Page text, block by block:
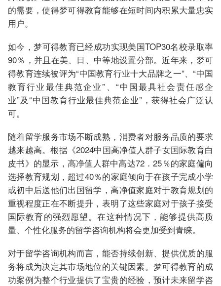
的需要，使得梦可得教育能够在短时间内积累大量忠实
用户。
如今，梦可得教育已经成功实现美国TOP30名校录取率
90％，并且在美、日、中等地设置分部。近年来，梦可
得教育连续被评为“中国教育行业十大品牌之一”、“中国
教育行业最佳典范企业”、“中国最具社会责任感企
业”及“中国教育行业最佳典范企业”，获得社会广泛认
可。
随着留学服务市场不断成熟，消费者对服务品质的要求
越来越高。根据《2024中国高净值人群子女国际教育白
皮书》的显示，高净值人群中高达72．25％的家庭偏向
选择教育规划，超过40％的家庭倾向于在孩子完成小学
或初中后送他们出国留学，高净值家庭对于教育规划的
重视程度正在不断提升，表明了这些家庭对于孩子接受
国际教育的强烈愿望。在这种情况下，能够提供高质
量、个性化服务的留学咨询机构将会更加受到青睐。
对于留学咨询机构而言，能否持续创新、提供优质的服
务将成为决定其市场地位的关键因素。梦可得教育的成
功案例为整个行业提供了宝贵的经验，预计未来留学咨